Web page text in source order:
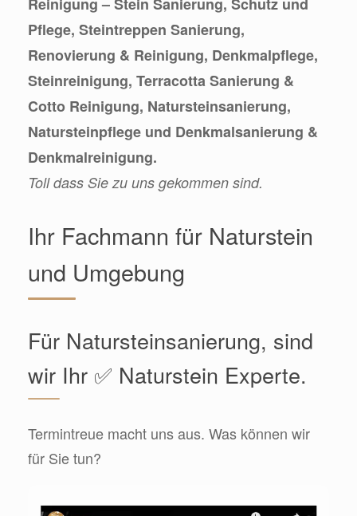
Pflege, Steintreppen Sanierung,
Renovierung & Reinigung, Denkmalpflege,
Steinreinigung, Terracotta Sanierung &
Cotto Reinigung, Natursteinsanierung,
Natursteinpflege und Denkmalsanierung &
Denkmalreinigung.
Toll dass Sie zu uns gekommen sind.
Ihr Fachmann für Naturstein
und Umgebung
Für Natursteinsanierung, sind
wir Ihr ✅ Naturstein Experte.
Termintreue macht uns aus. Was können wir
für Sie tun?